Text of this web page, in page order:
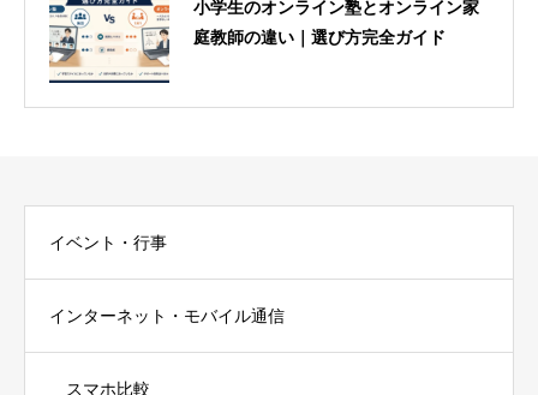
小学生のオンライン塾とオンライン家
庭教師の違い｜選び方完全ガイド
イベント・行事
インターネット・モバイル通信
スマホ比較